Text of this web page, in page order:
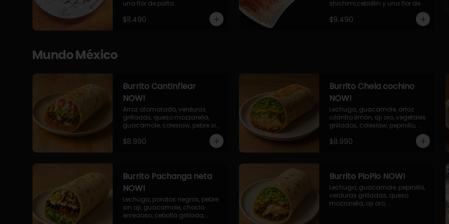
una flor de palta.
$11.490
shichimi,cebollin y una flor de
$9.490
Mundo México
Burrito Cantinflear
NOW!
Arroz atomatado, verduras
grilladas, queso mozzarella,
guacamole, coleslaw, pebre sin
$8.990
Burrito Chela cochino
NOW!
Lechuga, guacamole, arroz
cilantro limon, aji oro, vegetales
grillados, coleslaw, pepinillo,
$8.990
Burrito Pachanga neta
NOW!
Lechuga, porotos negros, pebre
sin aji, guacamole, choclo
enredoso, cebolla grillada,
Burrito PioPio NOW!
Lechuga, guacamole, pepinillo,
verduras grilladas, queso
mozzarella, aji oro,